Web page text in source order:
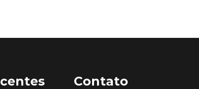
Contato